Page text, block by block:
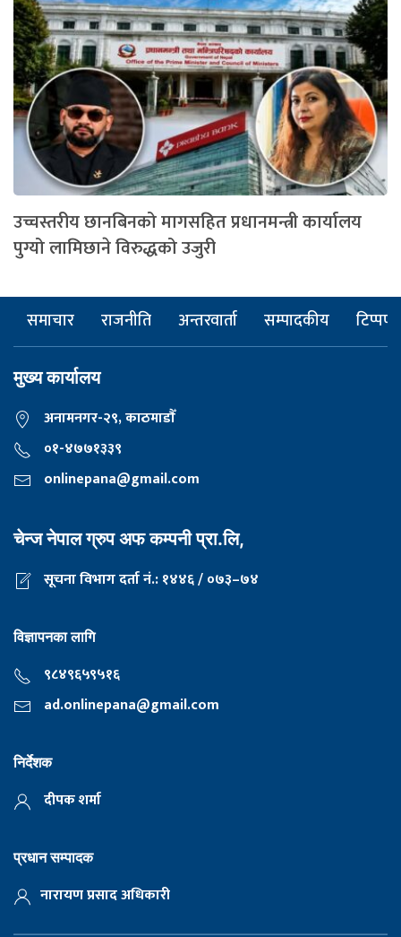
उच्चस्तरीय छानबिनको मागसहित प्रधानमन्त्री कार्यालय
पुग्यो लामिछाने विरुद्धको उजुरी
समाचार राजनीति अन्तरवार्ता सम्पादकीय टिप्पणी
मुख्य कार्यालय
अनामनगर-२९, काठमाडाैँ
०१-४७७१३३९
onlinepana@gmail.com
चेन्ज नेपाल ग्रुप अफ कम्पनी प्रा.लि,
सूचना विभाग दर्ता नं.: १४४६ / ०७३–७४
विज्ञापनका लागि
९८४९६५९५१६
ad.onlinepana@gmail.com
निर्देशक
दीपक शर्मा
प्रधान सम्पादक
नारायण प्रसाद अधिकारी